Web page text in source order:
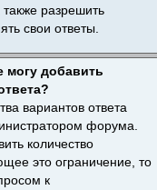
разрешить
свои ответы.
могу добавить
вариантов ответа
форума.
количество
это ограничение, то
к